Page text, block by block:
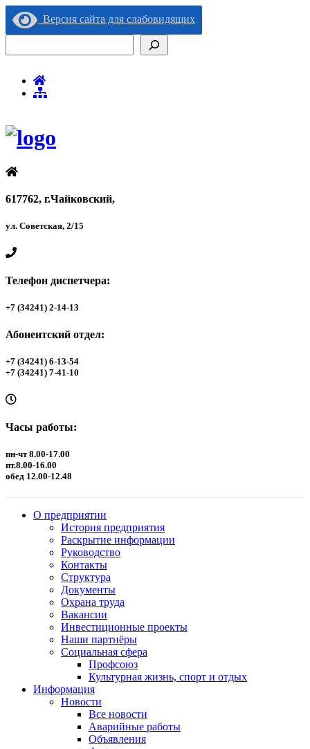
Версия сайта для слабовидящих
617762, г.Чайковский,
ул. Советская, 2/15
Телефон диспетчера:
+7 (34241) 2-14-13
Абонентский отдел:
+7 (34241) 6-13-54
+7 (34241) 7-41-10
Часы работы:
пн-чт 8.00-17.00
пт.8.00-16.00
обед 12.00-12.48
О предприятии
История предприятия
Раскрытие информации
Руководство
Контакты
Структура
Документы
Охрана труда
Вакансии
Инвестиционные проекты
Наши партнёры
Социальная сфера
Профсоюз
Культурная жизнь, спорт и отдых
Информация
Новости
Все новости
Аварийные работы
Объявления